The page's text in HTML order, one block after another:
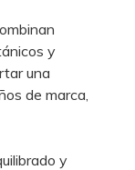
y
una
de marca,
y